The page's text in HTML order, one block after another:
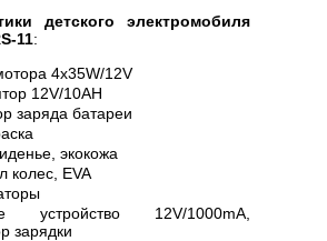
детского электромобиля
11:
4х35W/12V
12V/10AH
заряда батареи
экокожа
колес, EVA
устройство 12V/1000mA,
зарядки